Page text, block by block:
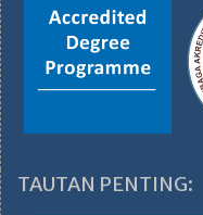
TAUTAN PENTING: